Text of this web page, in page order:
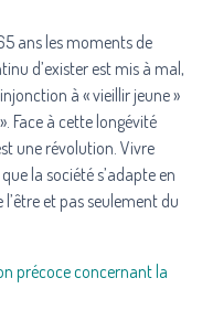
ans les moments de
d’exister est mis à mal,
à « vieillir jeune »
Face à cette longévité
une révolution. Vivre
la société s’adapte en
et pas seulement du
précoce concernant la